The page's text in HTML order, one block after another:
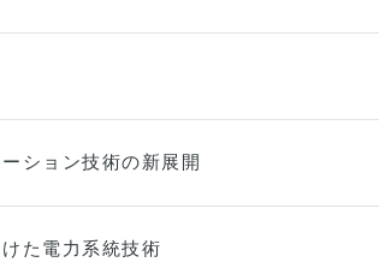
ション技術の新展開
た電力系統技術